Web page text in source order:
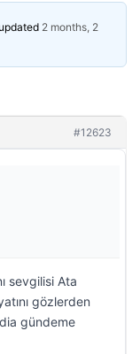
2 months, 2
#12623
sevgilisi Ata
gözlerden
gündeme